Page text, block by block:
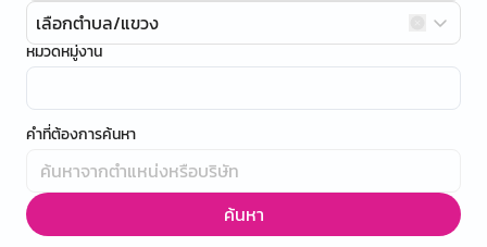
เลือกตำบล/แขวง
หมวดหมู่งาน
คำที่ต้องการค้นหา
ค้นหา